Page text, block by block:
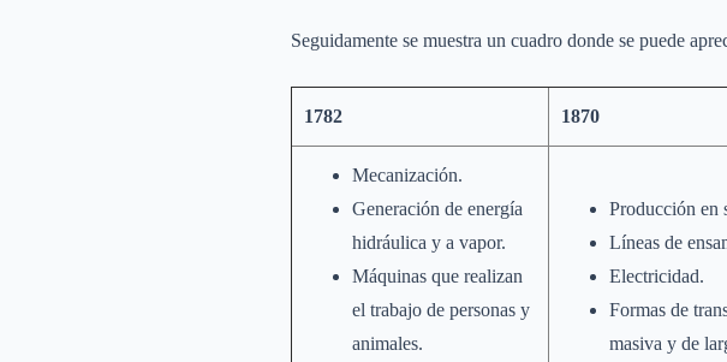
Seguidamente se muestra un cuadro donde se puede
1782 1870
Mecanización.
Generación de energía
hidráulica y a vapor.
Máquinas que realizan
el trabajo de personas y
animales.
Producción en
Líneas de
Electricidad.
Formas de
masiva y de